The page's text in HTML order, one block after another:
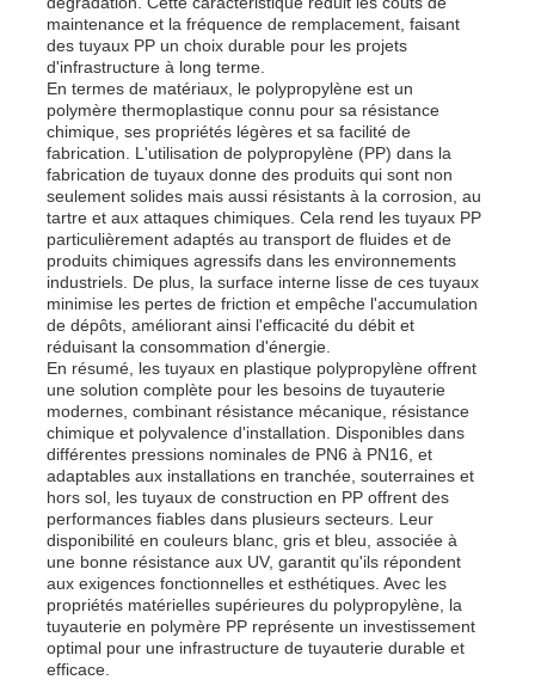
Pièces en PP
raccords pour tuyaux en polypropylène
maintenance et la fréquence de remplacement, faisant
des tuyaux PP un choix durable pour les projets
d'infrastructure à long terme.
En termes de matériaux, le polypropylène est un
polymère thermoplastique connu pour sa résistance
chimique, ses propriétés légères et sa facilité de
fabrication. L'utilisation de polypropylène (PP) dans la
fabrication de tuyaux donne des produits qui sont non
seulement solides mais aussi résistants à la corrosion, au
tartre et aux attaques chimiques. Cela rend les tuyaux PP
particulièrement adaptés au transport de fluides et de
produits chimiques agressifs dans les environnements
industriels. De plus, la surface interne lisse de ces tuyaux
minimise les pertes de friction et empêche l'accumulation
de dépôts, améliorant ainsi l'efficacité du débit et
réduisant la consommation d'énergie.
En résumé, les tuyaux en plastique polypropylène offrent
une solution complète pour les besoins de tuyauterie
modernes, combinant résistance mécanique, résistance
chimique et polyvalence d'installation. Disponibles dans
différentes pressions nominales de PN6 à PN16, et
adaptables aux installations en tranchée, souterraines et
hors sol, les tuyaux de construction en PP offrent des
performances fiables dans plusieurs secteurs. Leur
disponibilité en couleurs blanc, gris et bleu, associée à
une bonne résistance aux UV, garantit qu'ils répondent
aux exigences fonctionnelles et esthétiques. Avec les
propriétés matérielles supérieures du polypropylène, la
tuyauterie en polymère PP représente un investissement
optimal pour une infrastructure de tuyauterie durable et
efficace.